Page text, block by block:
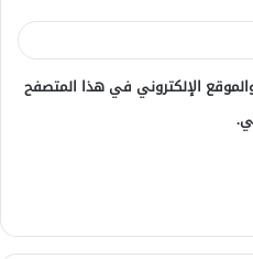
الإلكتروني في هذا المتصفح